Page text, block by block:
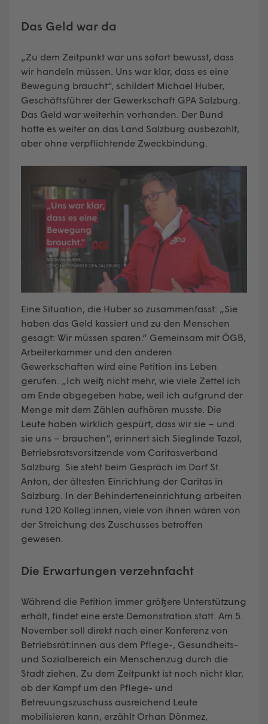
Das Geld war da
„Zu dem Zeitpunkt war uns sofort bewusst, dass
wir handeln müssen. Uns war klar, dass es eine
Bewegung braucht“, schildert Michael Huber,
Geschäftsführer der Gewerkschaft GPA Salzburg.
Das Geld war weiterhin vorhanden. Der Bund
hatte es weiter an das Land Salzburg ausbezahlt,
aber ohne verpflichtende Zweckbindung.
Eine Situation, die Huber so zusammenfasst: „Sie
haben das Geld kassiert und zu den Menschen
gesagt: Wir müssen sparen.“ Gemeinsam mit ÖGB,
Arbeiterkammer und den anderen
Gewerkschaften wird eine Petition ins Leben
gerufen. „Ich weiß nicht mehr, wie viele Zettel ich
am Ende abgegeben habe, weil ich aufgrund der
Menge mit dem Zählen aufhören musste. Die
Leute haben wirklich gespürt, dass wir sie – und
sie uns – brauchen“, erinnert sich Sieglinde Tazol,
Betriebsratsvorsitzende vom Caritasverband
Salzburg. Sie steht beim Gespräch im Dorf St.
Anton, der ältesten Einrichtung der Caritas in
Salzburg. In der Behinderteneinrichtung arbeiten
rund 120 Kolleg:innen, viele von ihnen wären von
der Streichung des Zuschusses betroffen
gewesen.
Die Erwartungen verzehnfacht
Während die Petition immer größere Unterstützung
erhält, findet eine erste Demonstration statt. Am 5.
November soll direkt nach einer Konferenz von
Betriebsrät:innen aus dem Pflege-, Gesundheits-
und Sozialbereich ein Menschenzug durch die
Stadt ziehen. Zu dem Zeitpunkt ist noch nicht klar,
ob der Kampf um den Pflege- und
Betreuungszuschuss ausreichend Leute
mobilisieren kann, erzählt Orhan Dönmez,